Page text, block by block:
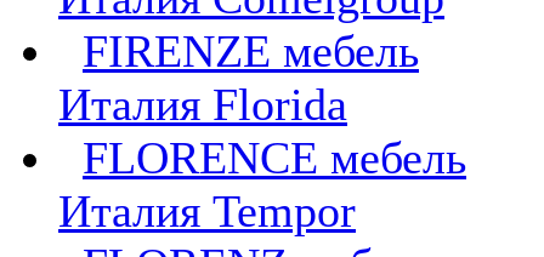
FIRENZE мебель
Италия Florida
FLORENCE мебель
Италия Tempor